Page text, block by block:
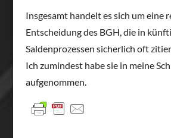
Insgesamt handelt es sich um eine
Entscheidung des BGH, die in
Saldenprozessen sicherlich oft
Ich zumindest habe sie in meine
aufgenommen.